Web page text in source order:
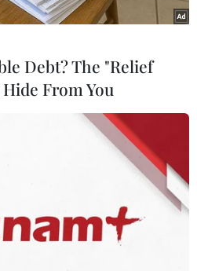
tàu biển và các công ty
Debt? The "Relief
From You